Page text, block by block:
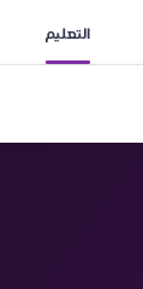
التعليم